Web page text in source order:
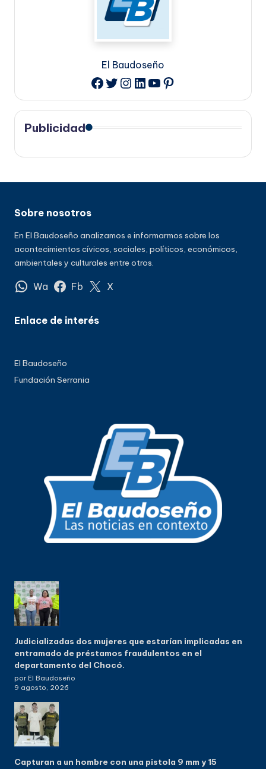
El Baudoseño
Facebook
Twitter
Instagram
LinkedIn
YouTube
Pinterest
Publicidad
Sobre nosotros
En El Baudoseño analizamos e informarmos sobre los
acontecimientos cívicos, sociales, políticos, económicos,
ambientales y culturales entre otros.
Wa Fb X
Enlace de interés
El Baudoseño
Fundación Serrania
Judicializadas dos mujeres que estarían implicadas en
entramado de préstamos fraudulentos en el
departamento del Chocó.
por El Baudoseño
9 agosto, 2026
Capturan a un hombre con una pistola 9 mm y 15